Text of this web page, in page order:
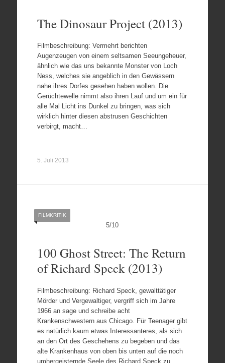
The Dinosaur Project (2013)
Filmbeschreibung: Vermehrt berichten
Augenzeugen von einem seltsamen Seeungeheuer,
ähnlich wie das uns bekannte Monster von Loch
Ness, welches sie angeblich in den Gewässern
nahe ihres Dorfes gesehen haben wollen. Die
Gerüchtewelle nimmt also ihren Lauf und um ein für
alle Mal Licht ins Dunkel zu bringen, was sich
wirklich hinter diesen abstrusen Geschichten
verbirgt, macht…
5. Juli 2013
5/10
FILMKRITIK
100 Ghost Street: The Return
of Richard Speck (2013)
Filmbeschreibung: Richard Speck, gewalttätiger
Mörder und Vergewaltiger, vergriff sich im Jahre
1966 an sage und schreibe acht
Krankenschwestern aus Chicago. Für Teenager gibt
es natürlich kaum etwas Interessanteres, als sich
an den Ort des Geschehens zu begeben und das
alte Krankenhaus von oben bis unten auf die noch
umhergeisternde Seele des Richard Speck zu